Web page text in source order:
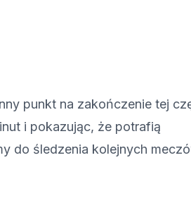
punkt na zakończenie tej
i pokazując, że potrafią
do śledzenia kolejnych